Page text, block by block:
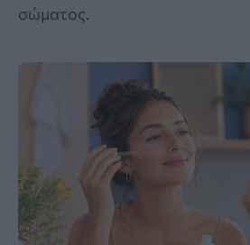
σώματος.